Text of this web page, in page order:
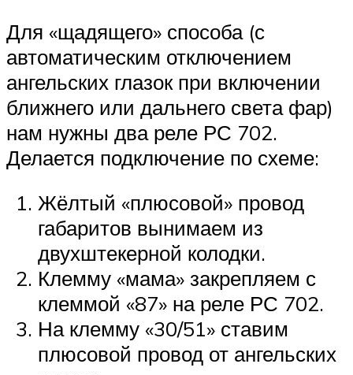
Для «щадящего» способа (с
автоматическим отключением
ангельских глазок при включении
ближнего или дальнего света фар)
нам нужны два реле РС 702.
Делается подключение по схеме:
Жёлтый «плюсовой» провод
габаритов вынимаем из
двухштекерной колодки.
Клемму «мама» закрепляем с
клеммой «87» на реле РС 702.
На клемму «30/51» ставим
плюсовой провод от ангельских